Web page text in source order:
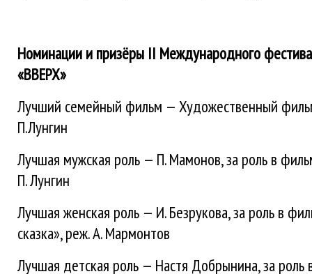
Номинации и призёры II Международного
«ВВЕРХ»
Лучший семейный фильм — Художественный
П.Лунгин
Лучшая мужская роль — П. Мамонов, за роль в
П. Лунгин
Лучшая женская роль — И. Безрукова, за роль в
сказка», реж. А. Мармонтов
Лучшая детская роль — Настя Добрынина, за роль